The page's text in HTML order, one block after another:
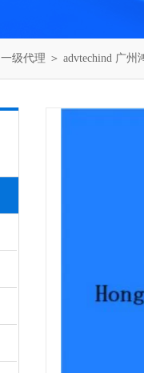
一级代理 ＞ advtechind 广州